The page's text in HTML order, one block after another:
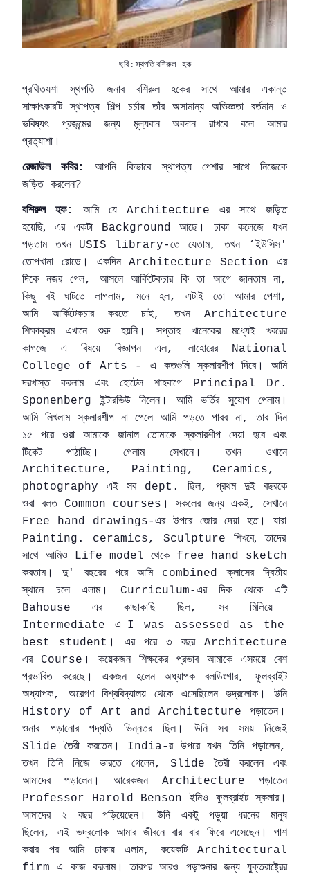
ছবি : স্থপতি বশিরুল হক
প্রথিতযশা স্থপতি জনাব বশিরুল হকের সাথে আমার
একান্ত
সাক্ষাৎকারটি
স্থাপত্য শিল্প চর্চায় তাঁর অসামান্য অভিজ্ঞতা বর্তমান
ও
ভবিষ্যৎ
প্রজন্মের জন্য মূল্যবান অবদান রাখবে বলে
আমার
প্রত্যাশা।
রেজাউল কবির: আপনি কিভাবে স্থাপত্য পেশার সাথে
নিজেকে
জড়িত করলেন?
বশিরুল হক: আমি যে Architecture এর সাথে
জড়িত
হয়েছি,
এর একটাBackgroundআছে। ঢাকা কলেজে
যখন
পড়তাম
তখনUSIS library-তে যেতাম,তখন‘ইউসিস'
তোপখানা রোডে। একদিনArchitecture Sectionএর
দিকে
নজর গেল, আসলে আর্কিটেকচার কি তা আগে জানতাম না,
কিছু বই ঘাটতে লাগলাম,মনে হল,এটাই তো আমার পেশা,
আমি আর্কিটেকচার করতে চাই,তখনArchitecture
শিক্ষাক্রম এখানে শুরু হয়নি। সপ্তাহ খানেকের মধ্যেই
খবরের
কাগজে
এ বিষয়ে বিজ্ঞাপন এল, লাহোরেরNational
College of Arts - এ কতগুলি স্কলারশীপ দিবে।
আমি
দরখাস্ত
করলাম এবং হোটেল শাহবাগে Principal Dr.
Sponenbergইন্টারভিউ নিলেন। আমি ভর্তির সুযোগ পেলাম।
আমি
লিখলাম স্কলারশীপ না পেলে আমি পড়তে পারব না,তার
দিন
১৫
পরে ওরা আমাকে জানাল তোমাকে স্কলারশীপ দেয়া হবে
এবং
টিকেট
পাঠাচ্ছি। গেলাম সেখানে। তখন ওখানে
Architecture, Painting, Ceramics,
photography এই সবdept. ছিল, প্রথম দুই
বছরকে
ওরা বলতCommon courses । সকলের জন্য একই, সেখানে
Free hand drawings-এর উপরে জোর দেয়া হত। যারা
Painting. ceramics, Sculpture শিখবে,
তাদের
সাথে আমিও Life model থেকে free hand sketch
করতাম। দু' বছরের পরে আমিcombinedক্লাসের
দ্বিতীয়
স্থানে
চলে এলাম। Curriculum-এর দিক থেকে এটি
Bahouse এর কাছাকাছি ছিল, সব মিলিয়ে
Intermediateএ I was assessed as the
best student । এর পরে ৩ বছরArchitecture
এরCourse । কয়েকজন শিক্ষকের প্রভাব আমাকে এসময়ে
বেশ
প্রভাবিত
করেছে। একজন হলেন অধ্যাপক বলডিংগার,ফুলব্রাইট
অধ্যাপক, অরেগণ বিশ্ববিদ্যালয় থেকে এসেছিলেন ভদ্রলোক। উনি
History of Art and Architectureপড়াতেন।
ওনার
পড়ানোর পদ্ধতি ভিন্নতর ছিল। উনি সব সময় নিজেই
Slideতৈরী করতেন। India-র উপরে যখন তিনি পড়ালেন,
তখন তিনি নিজে ভারতে গেলেন, Slideতৈরী করলেন
এবং
আমাদের
পড়ালেন। আরেকজনArchitecture পড়াতেন
Professor Harold Benson ইনিও ফুলব্রাইট
স্কলার।
আমাদের
২ বছর পড়িয়েছেন। উনি একটু পড়ুয়া ধরনের
মানুষ
ছিলেন,এই ভদ্রলোক আমার জীবনে বার বার ফিরে এসেছেন।
পাশ
করার
পর আমি ঢাকায় এলাম, কয়েকটিArchitectural
firmএ কাজ করলাম। তারপর আরও পড়াশুনার জন্য
যুক্তরাষ্ট্রের